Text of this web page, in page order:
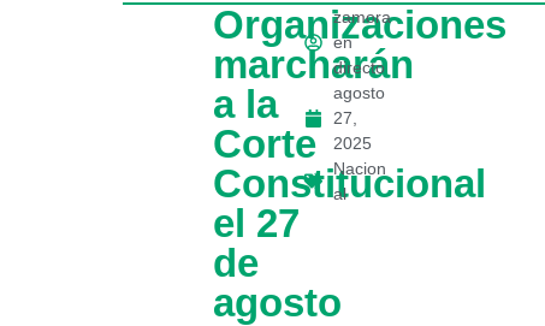
Organizaciones
marcharán
a la
Corte
Constitucional
el 27
de
agosto
zamora
en
directo
agosto
27,
2025
Nacion
al